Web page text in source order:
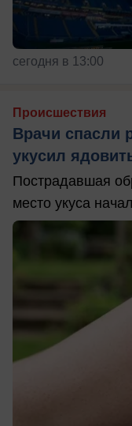
сегодня в 13:00
Происшествия
Врачи спасли
укусил
Пострадавшая
место укуса